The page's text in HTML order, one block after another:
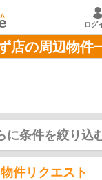
ログ
店の周辺物件
に条件を絞り込
物件リクエスト